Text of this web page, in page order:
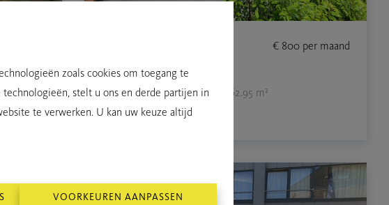
zoals cookies om toegang te
stelt u ons en derde partijen in
te verwerken. U kan uw keuze altijd
VOORKEUREN AANPASSEN
€ 800 per maand
1 62.95 m²